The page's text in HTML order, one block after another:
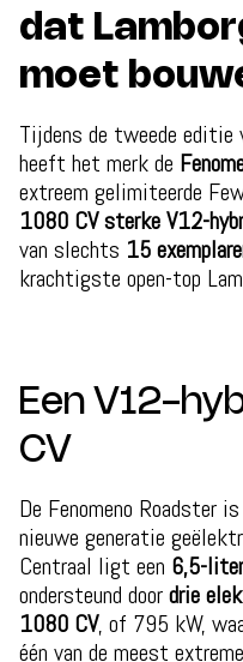
dat
moet
Tijdens de tweede editie
heeft het merk de
extreem gelimiteerde
1080 CV sterke V12-
van slechts 15
krachtigste open-top
Een V12-
CV
De Fenomeno Roadster
nieuwe generatie
Centraal ligt een 6,5-
ondersteund doordrie
1080 CV, of 795 kW,
één van de meest